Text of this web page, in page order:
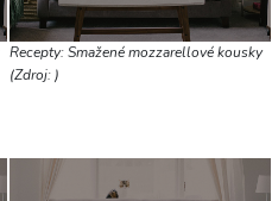
Recepty: Smažené mozzarellové kousky
(Zdroj: )